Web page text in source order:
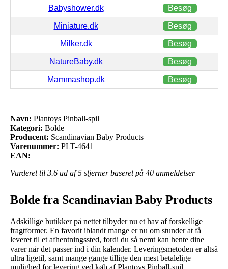
Babyshower.dk Besøg
Miniature.dk Besøg
Milker.dk Besøg
NatureBaby.dk Besøg
Mammashop.dk Besøg
Navn: Plantoys Pinball-spil
Kategori: Bolde
Producent: Scandinavian Baby Products
Varenummer: PLT-4641
EAN:
Vurderet til 3.6 ud af 5 stjerner baseret på 40 anmeldelser
Bolde fra Scandinavian Baby Products
Adskillige butikker på nettet tilbyder nu et hav af forskellige
fragtformer. En favorit iblandt mange er nu om stunder at få
leveret til et afhentningssted, fordi du så nemt kan hente dine
varer når det passer ind i din kalender. Leveringsmetoden er altså
ultra ligetil, samt mange gange tillige den mest betalelige
mulighed for levering ved køb af Plantoys Pinball-spil.